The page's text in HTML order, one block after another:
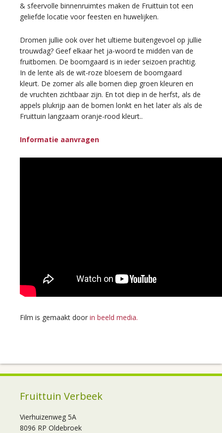
& sfeervolle binnenruimtes maken de Fruittuin tot een
geliefde locatie voor feesten en huwelijken.
Dromen jullie ook over het ultieme buitengevoel op jullie
trouwdag? Geef elkaar het ja-woord te midden van de
fruitbomen. De boomgaard is in ieder seizoen prachtig.
In de lente als de wit-roze bloesem de boomgaard
kleurt. De zomer als alle bomen diep groen kleuren en
de vruchten zichtbaar zijn. En tot diep in de herfst, als de
appels plukrijp aan de bomen lonkt en het later als als de
Fruittuin langzaam oranje-rood kleurt..
Informatie aanvragen
Film is gemaakt door in beeld media.
Fruittuin Verbeek
Vierhuizenweg 5A
8096 RP Oldebroek